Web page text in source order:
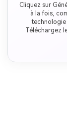
Cliquez sur
à la fois,
Téléchargez